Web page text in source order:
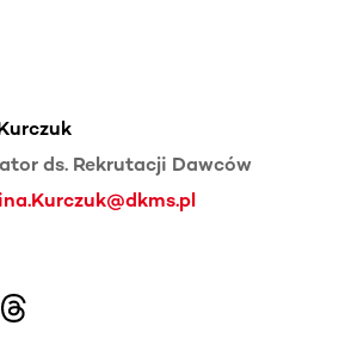
ds. Rekrutacji Dawców